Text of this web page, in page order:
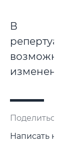
В
возможны
Поделиться:
Написать нам